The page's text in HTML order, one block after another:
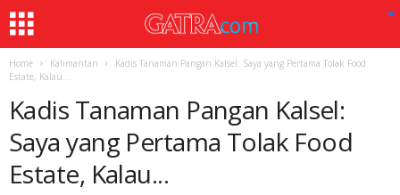
Home Kalimantan
Kadis Tanaman Pangan Kalsel: Saya yang Pertama Tolak Food
Estate, Kalau...
Kadis Tanaman Pangan Kalsel:
Saya yang Pertama Tolak Food
Estate, Kalau...